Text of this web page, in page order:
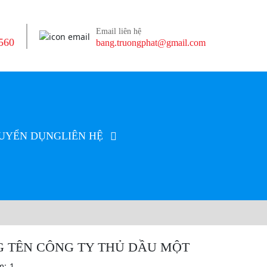
Email liên hệ
bang.truongphat@gmail.com
DỤNGLIÊN HỆ
TÊN CÔNG TY THỦ DẦU MỘT